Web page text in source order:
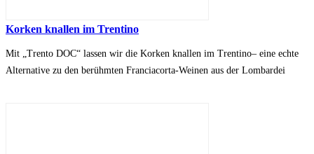
Korken knallen im Trentino
Mit „Trento DOC“ lassen wir die Korken knallen im Trentino– eine echte
Alternative zu den berühmten Franciacorta-Weinen aus der Lombardei